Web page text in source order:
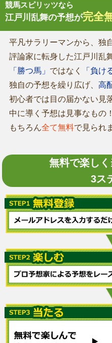
競馬スピリッツなら
江戸川乱舞の予想が完全
平凡サラリーマンから、独
評論家に転身した江戸川乱舞
「勝つ馬」 ではなく 「負け
独自の予想を繰り広げ、 高
初心者では目の届かない見
中に導く予想は見事なもの！
もちろん全て無料で見られ
無料で楽し
3ス